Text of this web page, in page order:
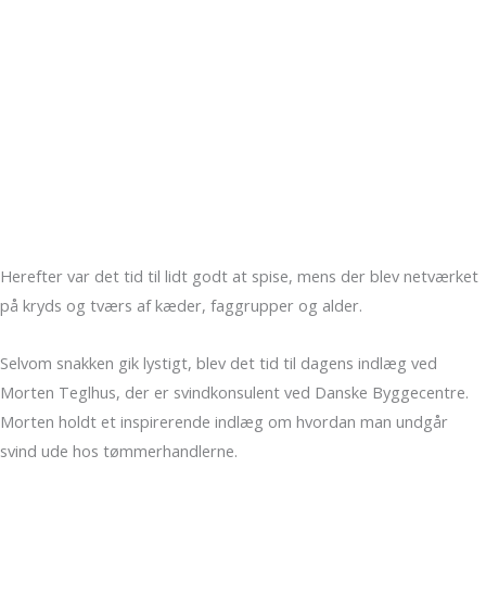
Herefter var det tid til lidt godt at spise, mens der blev netværket
på kryds og tværs af kæder, faggrupper og alder.
Selvom snakken gik lystigt, blev det tid til dagens indlæg ved
Morten Teglhus, der er svindkonsulent ved Danske Byggecentre.
Morten holdt et inspirerende indlæg om hvordan man undgår
svind ude hos tømmerhandlerne.